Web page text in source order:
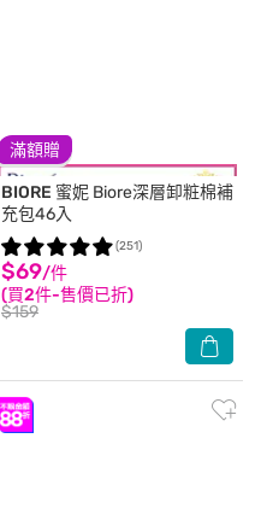
滿額贈
BIORE 蜜妮 Biore深層卸粧棉補
充包46入
$69/件
(買2件-售價已折)
$159
(251)